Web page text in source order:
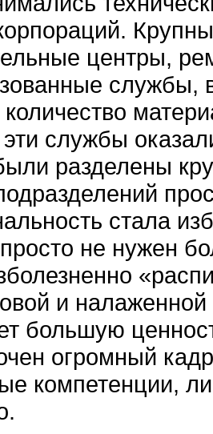
центры,
службы,
службы
разделены
стала
не нужен
и
большую
огромный
компетенции,